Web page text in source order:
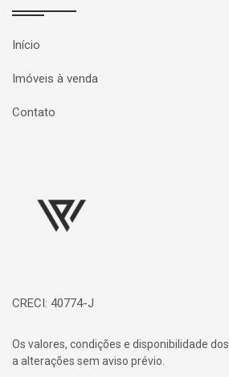
Início
Imóveis à venda
Contato
CRECI: 40774-J
Os valores, condições e disponibilidade
a alterações sem aviso prévio.